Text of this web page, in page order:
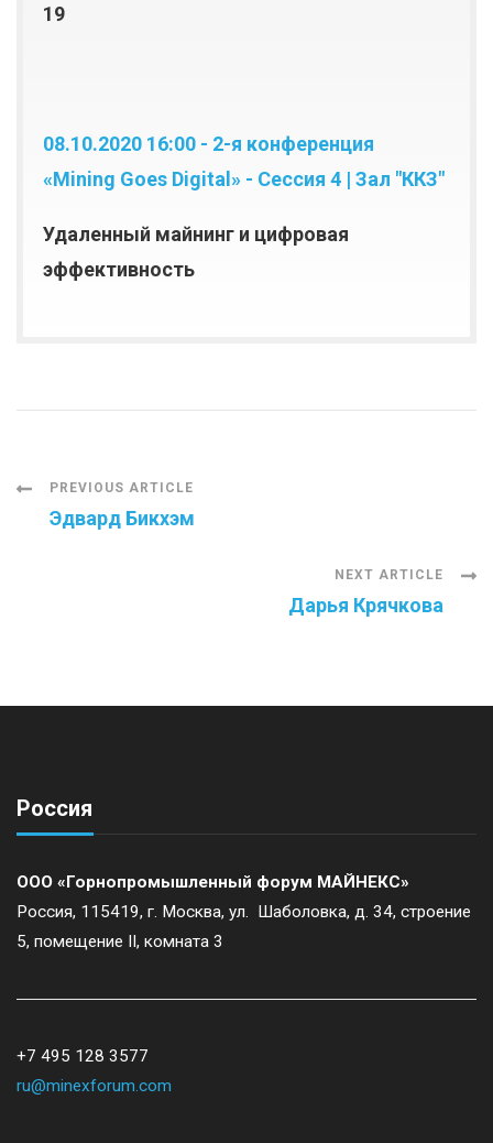
19
08.10.2020 16:00 - 2-я конференция
«Mining Goes Digital» - Сессия 4 | Зал "ККЗ"
Удаленный майнинг и цифровая
эффективность
Post
PREVIOUS ARTICLE
Эдвард Бикхэм
NEXT ARTICLE
Дарья Крячкова
Россия
ООО «Горнопромышленный форум МАЙНЕКС»
Россия, 115419, г. Москва, ул. Шаболовка, д. 34, строение
5, помещение II, комната 3
+7 495 128 3577
ru@minexforum.com